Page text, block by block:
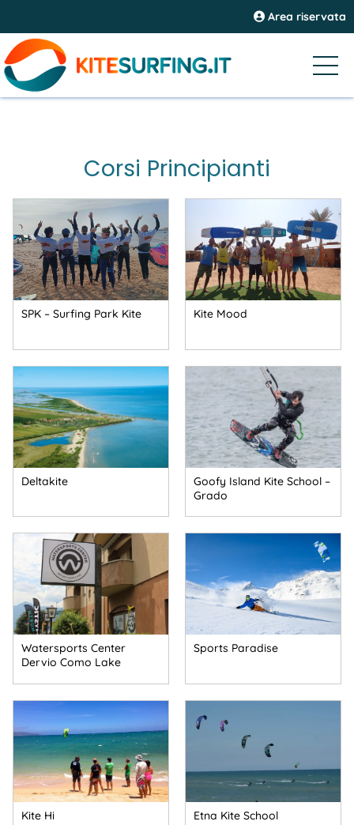
Area riservata
Corsi Principianti
SPK – Surfing Park Kite Kite Mood
Deltakite
Goofy Island Kite School –
Grado
Watersports Center
Dervio Como Lake
Sports Paradise
Kite Hi Etna Kite School